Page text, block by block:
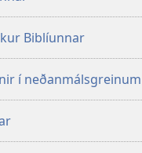
Biblíunnar
í neðanmálsgreinum